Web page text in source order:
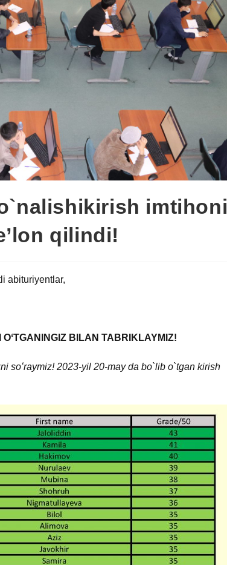
imtihoni
qilindi!
abituriyentlar,
BILAN TABRIKLAYMIZ!
soʻraymiz! 2023-yil 20-may da bo`lib o`tgan kirish